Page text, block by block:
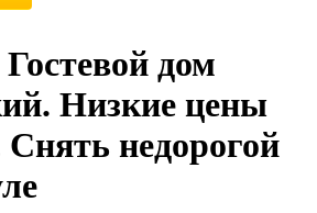
дом
Низкие цены
недорогой